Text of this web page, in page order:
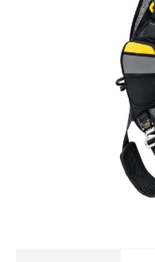
Grâce au concept
du harnais est un
gilet garantit la
les boucles
de la poitrine et
d'enfiler le